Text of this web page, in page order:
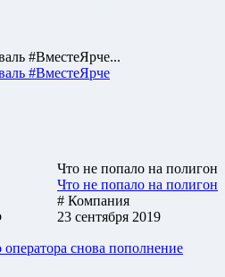
#ВместеЯрче...
#ВместеЯрче
Что не попало на полигон
Что не попало на полигон
# Компания
23 сентября 2019
снова пополнение